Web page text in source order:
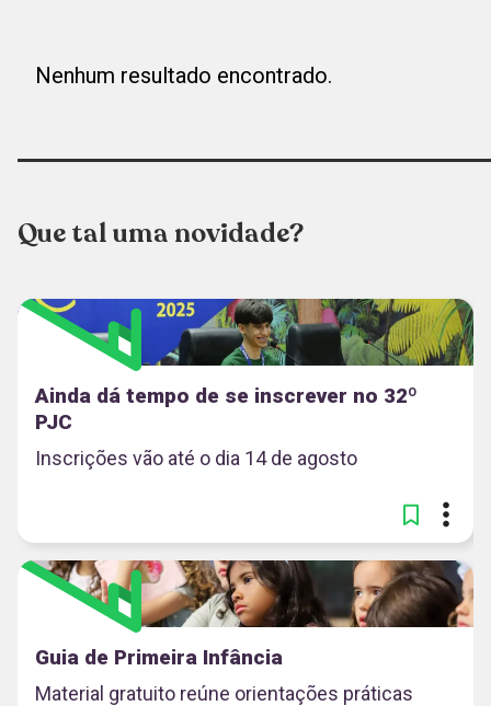
Nenhum resultado encontrado.
Que tal uma novidade?
Ainda dá tempo de se inscrever no 32º
PJC
Inscrições vão até o dia 14 de agosto
Guia de Primeira Infância
Material gratuito reúne orientações práticas